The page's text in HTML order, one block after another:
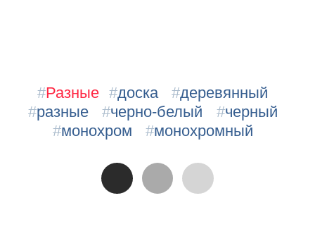
#Разные #доска #деревянный
#разные #черно-белый #черный
#монохром #монохромный